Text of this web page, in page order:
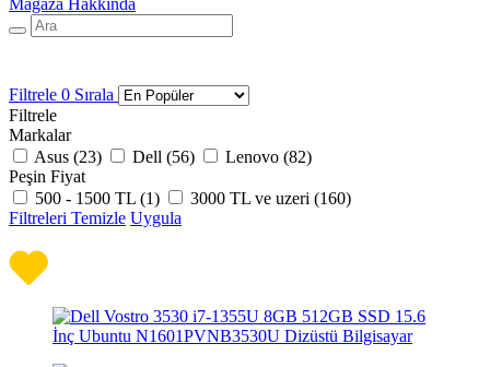
Filtrele 0 Sırala
Filtrele
Markalar
Asus (23) Dell (56) Lenovo (82)
Peşin Fiyat
500 - 1500 TL (1) 3000 TL ve uzeri (160)
Filtreleri Temizle Uygula